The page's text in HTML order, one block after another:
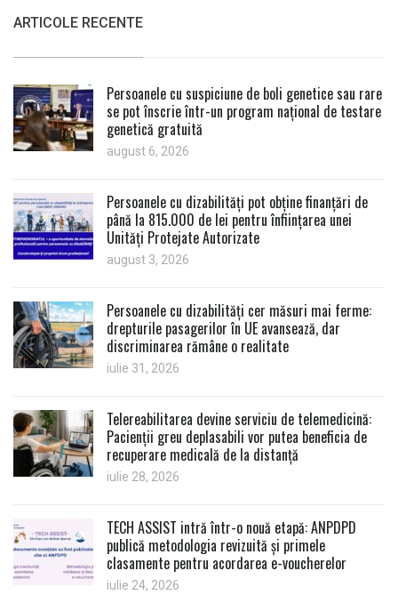
ARTICOLE RECENTE
Persoanele cu suspiciune de boli genetice sau rare
se pot înscrie într-un program național de testare
genetică gratuită
august 6, 2026
Persoanele cu dizabilități pot obține finanțări de
până la 815.000 de lei pentru înființarea unei
Unități Protejate Autorizate
august 3, 2026
Persoanele cu dizabilități cer măsuri mai ferme:
drepturile pasagerilor în UE avansează, dar
discriminarea rămâne o realitate
iulie 31, 2026
Telereabilitarea devine serviciu de telemedicină:
Pacienții greu deplasabili vor putea beneficia de
recuperare medicală de la distanță
iulie 28, 2026
TECH ASSIST intră într-o nouă etapă: ANPDPD
publică metodologia revizuită și primele
clasamente pentru acordarea e-voucherelor
iulie 24, 2026